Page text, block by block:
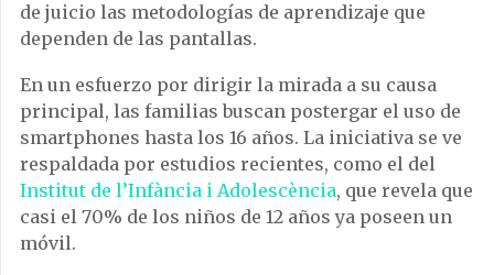
de juicio las metodologías de aprendizaje que
dependen de las pantallas.
En un esfuerzo por dirigir la mirada a su causa
principal, las familias buscan postergar el uso de
smartphones hasta los 16 años. La iniciativa se ve
respaldada por estudios recientes, como el del
Institut de l’Infància i Adolescència, que revela que
casi el 70% de los niños de 12 años ya poseen un
móvil.